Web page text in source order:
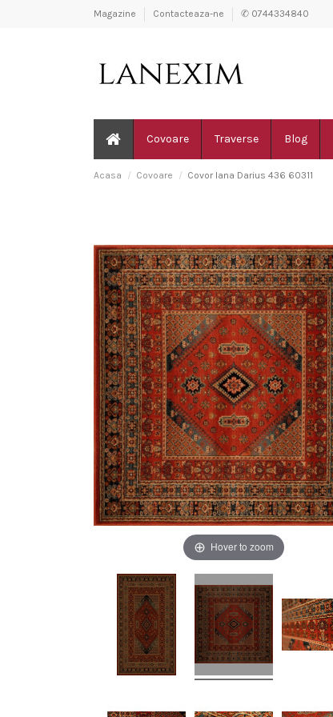
Magazine Contacteaza-ne ✆ 0744334840
Covoare Traverse Blog
Acasa Covoare Covor lana Darius 436 60311
Hover to zoom